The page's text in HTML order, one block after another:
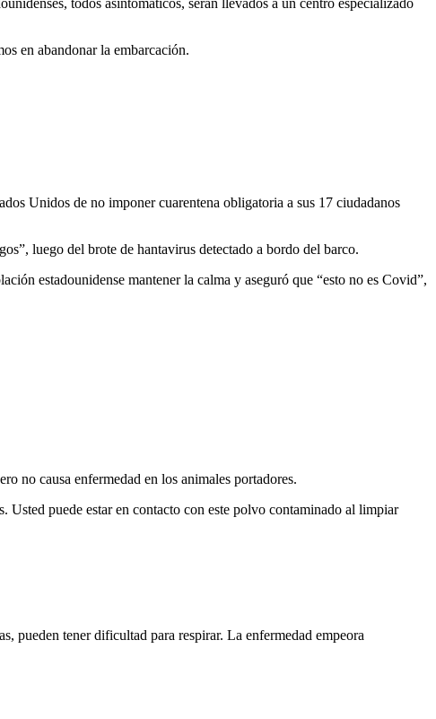
todos asintomáticos, serán llevados a un centro especializado
en abandonar la embarcación.
Unidos de no imponer cuarentena obligatoria a sus 17 ciudadanos
luego del brote de hantavirus detectado a bordo del barco.
estadounidense mantener la calma y aseguró que “esto no es Covid”,
no causa enfermedad en los animales portadores.
Usted puede estar en contacto con este polvo contaminado al limpiar
pueden tener dificultad para respirar. La enfermedad empeora